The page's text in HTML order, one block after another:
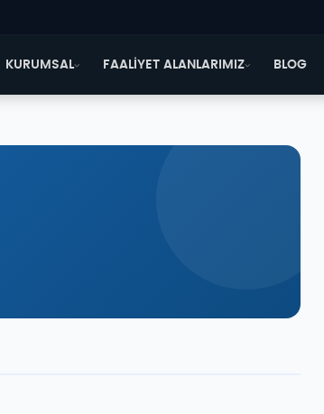
KURUMSAL FAALİYET ALANLARIMIZ BLOG